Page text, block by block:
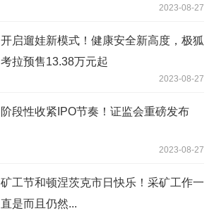
2023-08-27
开启遛娃新模式！健康安全新高度，极狐
考拉预售13.38万元起
2023-08-27
阶段性收紧IPO节奏！证监会重磅发布
2023-08-27
矿工节和顿涅茨克市日快乐！采矿工作一
直是而且仍然...